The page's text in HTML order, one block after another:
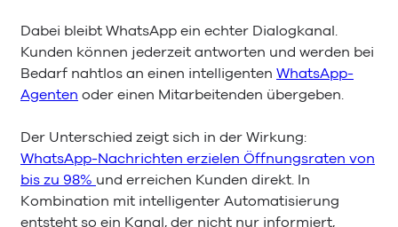
Dabei bleibt WhatsApp ein echter Dialogkanal.
Kunden können jederzeit antworten und werden bei
Bedarf nahtlos an einen intelligenten WhatsApp-
Agenten oder einen Mitarbeitenden übergeben.
Der Unterschied zeigt sich in der Wirkung:
WhatsApp-Nachrichten erzielen Öffnungsraten von
bis zu 98% und erreichen Kunden direkt. In
Kombination mit intelligenter Automatisierung
entsteht so ein Kanal, der nicht nur informiert,